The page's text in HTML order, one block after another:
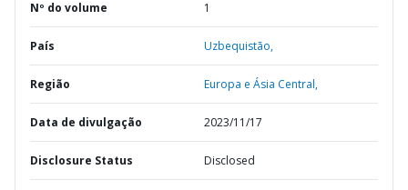
Nº do volume 1
País Uzbequistão,
Região Europa e Ásia Central,
Data de divulgação 2023/11/17
Disclosure Status Disclosed